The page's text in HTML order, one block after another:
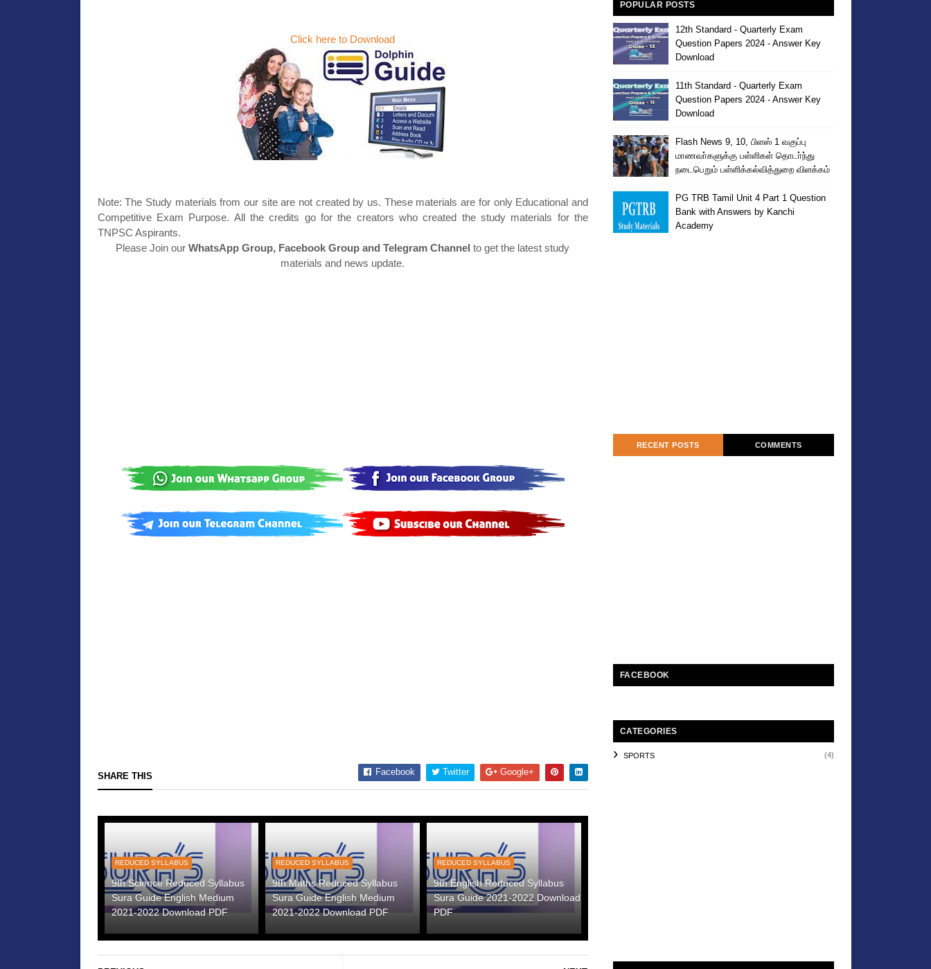
Click here to Download
Note: The Study materials from our site are not created by us. These materials are for only Educational and
Competitive Exam Purpose. All the credits go for the creators who created the study materials for the
TNPSC Aspirants.
Please Join ourWhatsApp Group, Facebook Group and Telegram Channel to get the latest study
materials and news update.
SHARE THIS Facebook Twitter Google+
REDUCED SYLLABUS
9th Science Reduced Syllabus
Sura Guide English Medium
2021-2022 Download PDF
REDUCED SYLLABUS
9th Maths Reduced Syllabus
Sura Guide English Medium
2021-2022 Download PDF
REDUCED SYLLABUS
9th English Reduced Syllabus
Sura Guide 2021-2022 Download
PDF
POPULAR POSTS
12th Standard - Quarterly Exam
Question Papers 2024 - Answer Key
Download
11th Standard - Quarterly Exam
Question Papers 2024 - Answer Key
Download
Flash News 9, 10, பிளஸ் 1 வகுப்பு
மாணவா்களுக்கு பள்ளிகள் தொடா்ந்து
நடைபெறும் பள்ளிக்கல்வித்துறை விளக்கம்
PG TRB Tamil Unit 4 Part 1 Question
Bank with Answers by Kanchi
Academy
RECENT POSTS COMMENTS
FACEBOOK
CATEGORIES
SPORTS (4)